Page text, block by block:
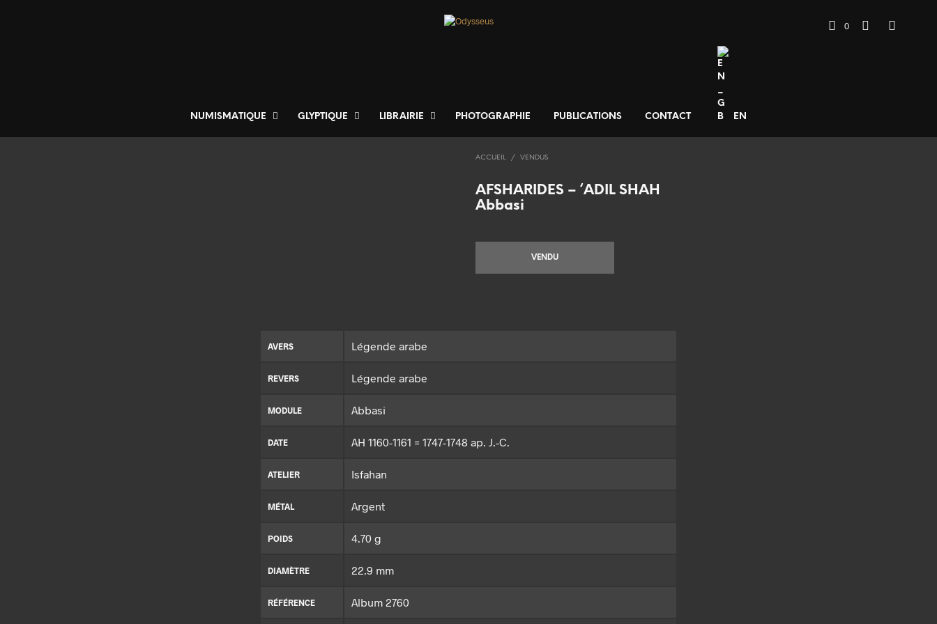
NUMISMATIQUE GLYPTIQUE LIBRAIRIE PHOTOGRAPHIE PUBLICATIONS CONTACT EN
0
ACCUEIL / VENDUS
AFSHARIDES – ‘ADIL SHAH
Abbasi
VENDU
AVERS Légende arabe
REVERS Légende arabe
MODULE Abbasi
DATE AH 1160-1161 = 1747-1748 ap. J.-C.
ATELIER Isfahan
MÉTAL Argent
POIDS 4.70 g
DIAMÈTRE 22.9 mm
RÉFÉRENCE Album 2760